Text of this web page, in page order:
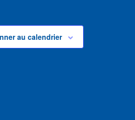
au calendrier